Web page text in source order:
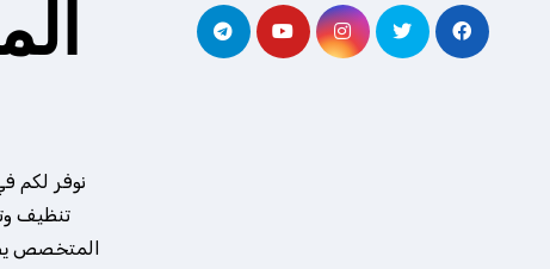
نوفر لكم
تنظيف
المتخصص